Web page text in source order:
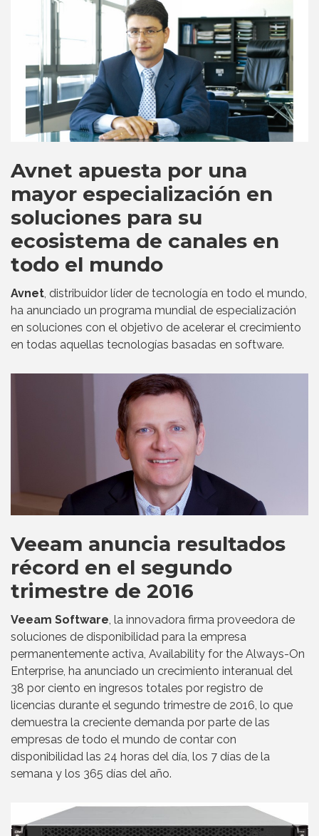
Avnet apuesta por una
mayor especialización en
soluciones para su
ecosistema de canales en
todo el mundo
Avnet, distribuidor líder de tecnología en todo el mundo,
ha anunciado un programa mundial de especialización
en soluciones con el objetivo de acelerar el crecimiento
en todas aquellas tecnologías basadas en software.
Veeam anuncia resultados
récord en el segundo
trimestre de 2016
Veeam Software, la innovadora firma proveedora de
soluciones de disponibilidad para la empresa
permanentemente activa, Availability for the Always-On
Enterprise, ha anunciado un crecimiento interanual del
38 por ciento en ingresos totales por registro de
licencias durante el segundo trimestre de 2016, lo que
demuestra la creciente demanda por parte de las
empresas de todo el mundo de contar con
disponibilidad las 24 horas del día, los 7 días de la
semana y los 365 días del año.